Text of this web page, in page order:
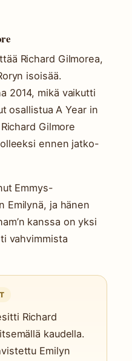
Richard Gilmorea,
isoisää.
2014, mikä vaikutti
osallistua A Year in
Gilmore
ennen jatko-
Emmys-
Emilynä, ja hänen
kanssa on yksi
vahvimmista
Richard
kaudella.
Emilyn